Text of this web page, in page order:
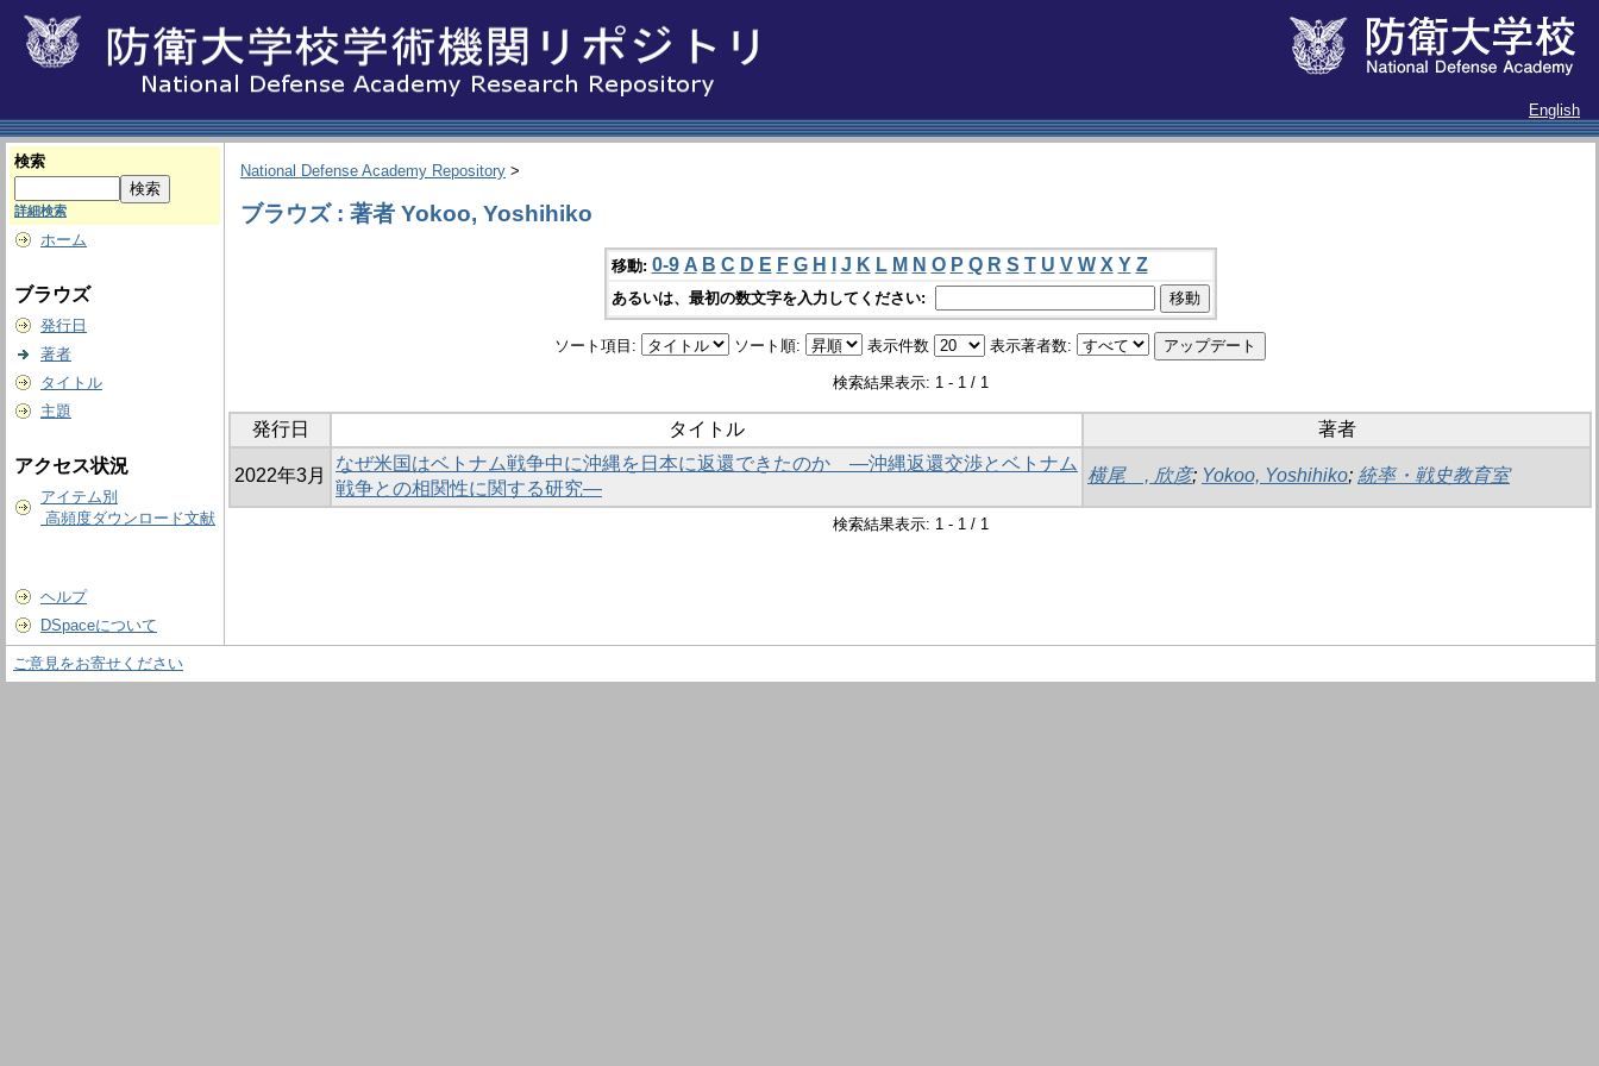
English
検索
詳細検索
ホーム
ブラウズ
発行日
著者
タイトル
主題
アクセス状況
アイテム別
高頻度ダウンロード文献
ヘルプ
DSpaceについて
National Defense Academy Repository >
ブラウズ : 著者 Yokoo, Yoshihiko
移動: 0-9 A B C D E F G H J K L M N O P Q R S T U V W X Y Z
あるいは、最初の数文字を入力してください:
ソート項目: ソート順: 表示件数 表示著者数:
検索結果表示: 1 - 1 / 1
発行日 タイトル 著者
2022年3月
なぜ米国はベトナム戦争中に沖縄を日本に返還できたのか ―沖縄返還交渉とベトナム
戦争との相関性に関する研究―
横尾 , 欣彦; Yokoo, Yoshihiko; 統率・戦史教育室
検索結果表示: 1 - 1 / 1
ご意見をお寄せください